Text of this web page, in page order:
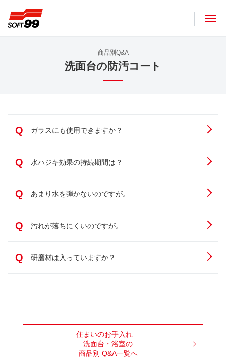
商品別Q&A
洗面台の防汚コート
Q ガラスにも使用できますか？
Q 水ハジキ効果の持続期間は？
Q あまり水を弾かないのですが。
Q 汚れが落ちにくいのですが。
Q 研磨材は入っていますか？
住まいのお手入れ
洗面台・浴室の
商品別 Q&A一覧へ